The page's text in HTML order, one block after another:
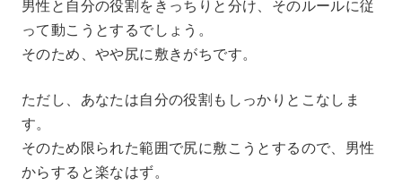
男性と自分の役割をきっちりと分け、そのルールに従
って動こうとするでしょう。
そのため、やや尻に敷きがちです。
ただし、あなたは自分の役割もしっかりとこなしま
す。
そのため限られた範囲で尻に敷こうとするので、男性
からすると楽なはず。